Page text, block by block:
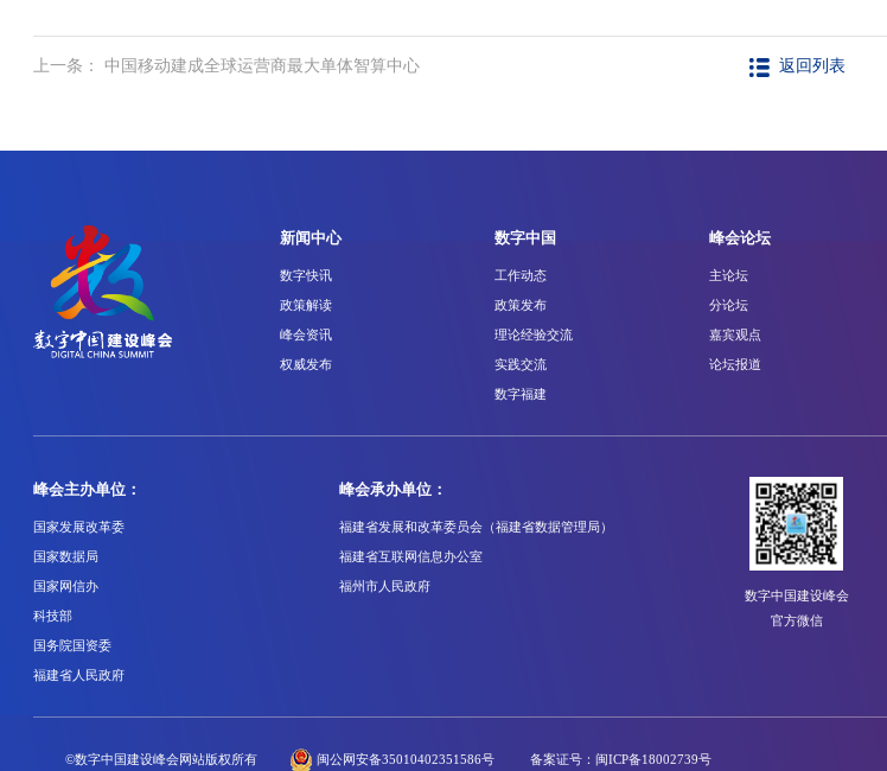
上一条： 中国移动建成全球运营商最大单体智算中心 返回列表
新闻中心
数字快讯
政策解读
峰会资讯
权威发布
数字中国
工作动态
政策发布
理论经验交流
实践交流
数字福建
峰会论坛
主论坛
分论坛
嘉宾观点
论坛报道
峰会主办单位：
国家发展改革委
国家数据局
国家网信办
科技部
国务院国资委
福建省人民政府
峰会承办单位：
福建省发展和改革委员会（福建省数据管理局）
福建省互联网信息办公室
福州市人民政府
数字中国建设峰会
官方微信
©数字中国建设峰会网站版权所有 闽公网安备35010402351586号 备案证号：闽ICP备18002739号